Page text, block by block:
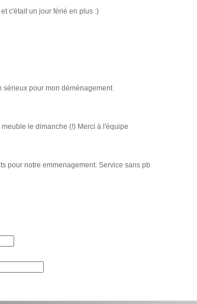
c'était un jour férié en plus :)
pour mon déménagement
le dimanche (!) Merci à l'équipe
pour notre emmenagement. Service sans pb